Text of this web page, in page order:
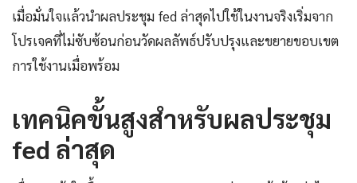
เมื่อมั่นใจแล้วนำผลประชุม fed ล่าสุดไปใช้ในงานจริงเริ่มจาก
โปรเจคที่ไม่ซับซ้อนก่อนวัดผลลัพธ์ปรับปรุงและขยายขอบเขต
การใช้งานเมื่อพร้อม
เทคนิคขั้นสูงสำหรับผลประชุม
fed ล่าสุด